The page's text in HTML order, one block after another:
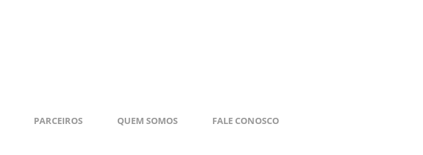
PARCEIROS QUEM SOMOS FALE CONOSCO